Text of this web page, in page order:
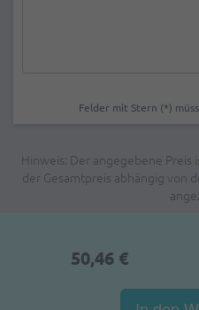
Felder mit Stern (*)
Hinweis: Der angegebene Preis
der Gesamtpreis abhängig von
50,46 €